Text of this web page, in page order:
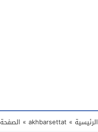
الرئيسية »
akhbarsettat
» الصفحة 33